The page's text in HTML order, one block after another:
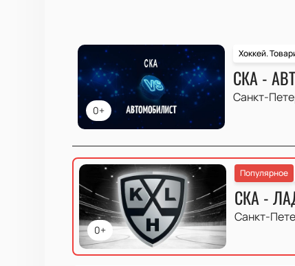
0+
Хоккей.
СКА -
Санкт-
0+
Популярное
СКА -
Санкт-